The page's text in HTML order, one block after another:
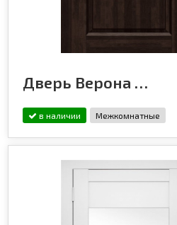
Дверь Верона ДГ, венге
в наличии Межкомнатные